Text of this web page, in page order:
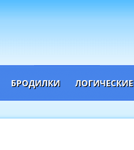
БРОДИЛКИ ЛОГИЧЕСКИЕ